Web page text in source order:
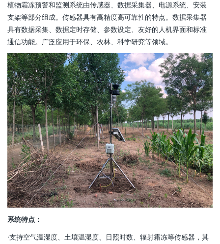
植物霜冻预警和监测系统由传感器、数据采集器、电源系统、安装
支架等部分组成。传感器具有高精度高可靠性的特点。数据采集器
具有数据采集、数据定时存储、参数设定、友好的人机界面和标准
通信功能。广泛应用于环保、农林、科学研究等领域。
系统特点：
·支持空气温湿度、土壤温湿度、日照时数、辐射霜冻等传感器，其